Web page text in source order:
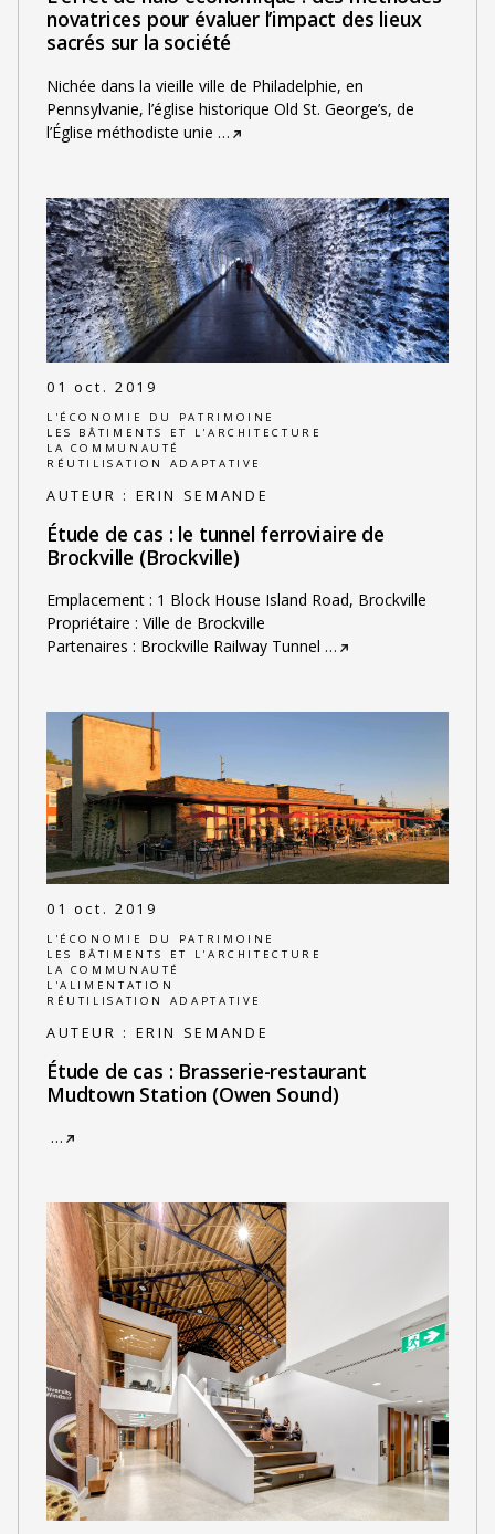
novatrices pour évaluer l’impact des lieux
sacrés sur la société
Nichée dans la vieille ville de Philadelphie, en
Pennsylvanie, l’église historique Old St. George’s, de
l’Église méthodiste unie …
01 oct. 2019
L'ÉCONOMIE DU PATRIMOINE
LES BÂTIMENTS ET L'ARCHITECTURE
LA COMMUNAUTÉ
RÉUTILISATION ADAPTATIVE
AUTEUR : ERIN SEMANDE
Étude de cas : le tunnel ferroviaire de
Brockville (Brockville)
Emplacement : 1 Block House Island Road, Brockville
Propriétaire : Ville de Brockville
Partenaires : Brockville Railway Tunnel …
01 oct. 2019
L'ÉCONOMIE DU PATRIMOINE
LES BÂTIMENTS ET L'ARCHITECTURE
LA COMMUNAUTÉ
L'ALIMENTATION
RÉUTILISATION ADAPTATIVE
AUTEUR : ERIN SEMANDE
Étude de cas : Brasserie-restaurant
Mudtown Station (Owen Sound)
…